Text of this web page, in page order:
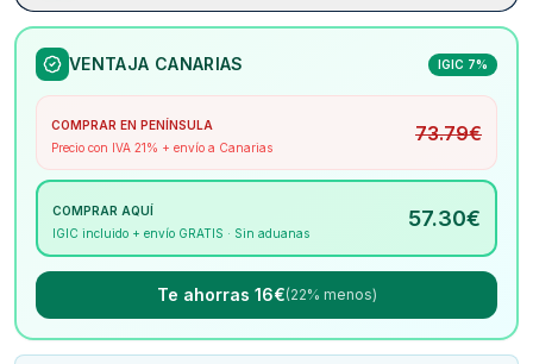
VENTAJA CANARIAS IGIC 7%
COMPRAR EN PENÍNSULA
Precio con IVA 21% + envío a Canarias
73.79€
COMPRAR AQUÍ
IGIC incluido + envío GRATIS · Sin aduanas
57.30€
Te ahorras 16€(22% menos)